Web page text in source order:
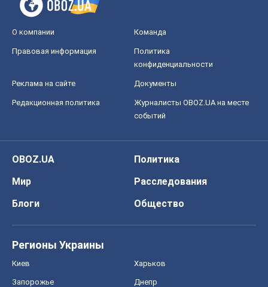
О компании Команда
Правовая информация
Политика
конфиденциальности
Реклама на сайте Документы
Редакционная политика
Журналисты OBOZ.UA на месте
событий
OBOZ.UA
Политика
Мир
Расследования
Блоги
Общество
Регионы Украины
Киев Харьков
Запорожье Днепр